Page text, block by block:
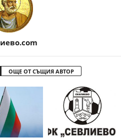
ОЩЕ ОТ СЪЩИЯ АВТОР